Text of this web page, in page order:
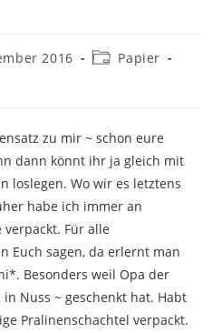
2016
Beitrags-
Papier
zu mir ~ schon eure
dann könnt ihr ja gleich mit
loslegen. Wo wir es letztens
habe ich immer an
verpackt. Für alle
Euch sagen, da erlernt man
Besonders weil Opa der
Nuss ~ geschenkt hat. Habt
Pralinenschachtel verpackt.